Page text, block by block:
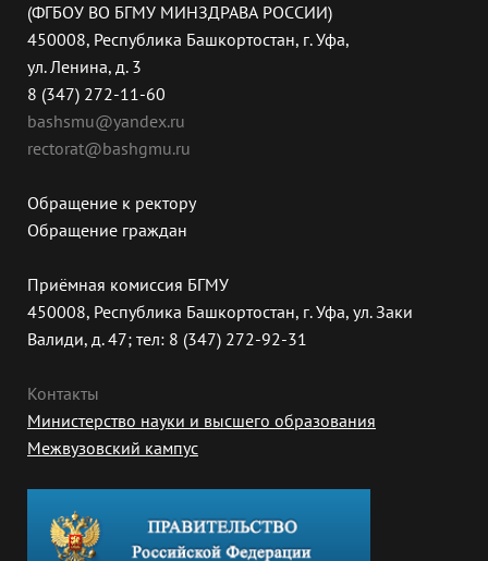
(ФГБОУ ВО БГМУ МИНЗДРАВА РОССИИ)
450008, Республика Башкортостан, г. Уфа,
ул. Ленина, д. 3
8 (347) 272-11-60
bashsmu@yandex.ru
rectorat@bashgmu.ru
Обращение к ректору
Обращение граждан
Приёмная комиссия БГМУ
450008, Республика Башкортостан, г. Уфа, ул. Заки
Валиди, д. 47; тел: 8 (347) 272-92-31
Контакты
Министерство науки и высшего образования
Межвузовский кампус